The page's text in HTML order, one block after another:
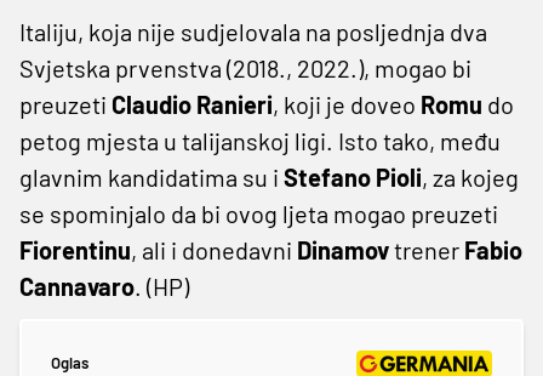
Italiju, koja nije sudjelovala na posljednja dva
Svjetska prvenstva (2018., 2022.), mogao bi
preuzeti Claudio Ranieri, koji je doveo Romu do
petog mjesta u talijanskoj ligi. Isto tako, među
glavnim kandidatima su i Stefano Pioli, za kojeg
se spominjalo da bi ovog ljeta mogao preuzeti
Fiorentinu, ali i donedavni Dinamovtrener Fabio
Cannavaro. (HP)
Oglas